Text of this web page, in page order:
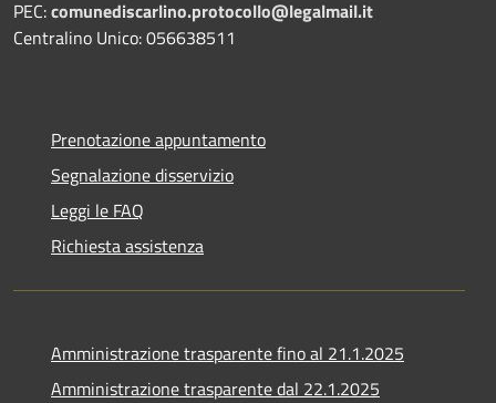
PEC:comunediscarlino.protocollo@legalmail.it
Centralino Unico: 056638511
Prenotazione appuntamento
Segnalazione disservizio
Leggi le FAQ
Richiesta assistenza
Amministrazione trasparente fino al 21.1.2025
Amministrazione trasparente dal 22.1.2025